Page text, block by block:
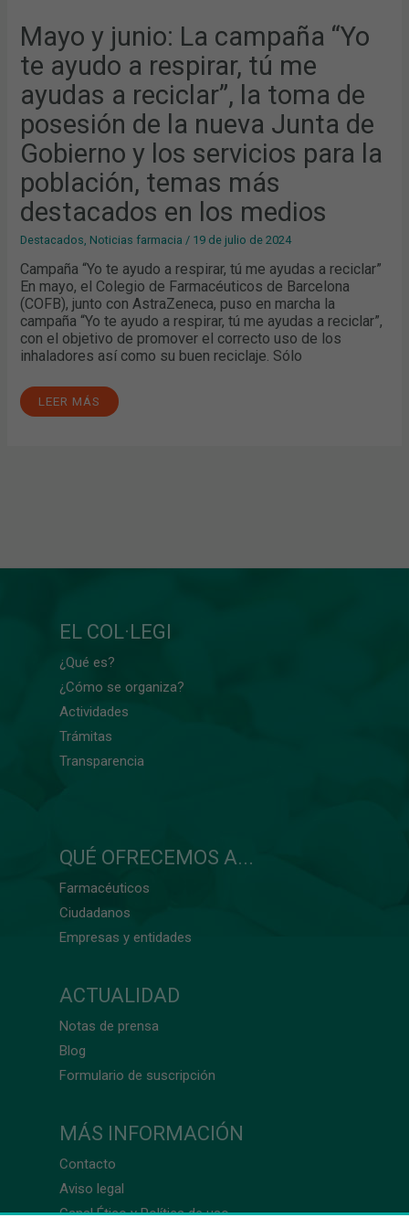
Mayo y junio: La campaña “Yo
te ayudo a respirar, tú me
ayudas a reciclar”, la toma de
posesión de la nueva Junta de
Gobierno y los servicios para la
población, temas más
destacados en los medios
Destacados Noticias farmacia / 19 de julio de 2024
Campaña “Yo te ayudo a respirar, tú me ayudas a reciclar”
En mayo, el Colegio de Farmacéuticos de Barcelona
(COFB), junto con AstraZeneca, puso en marcha la
campaña “Yo te ayudo a respirar, tú me ayudas a reciclar”,
con el objetivo de promover el correcto uso de los
inhaladores así como su buen reciclaje. Sólo
DE
GOBIERNO
Y
LOS
SERVICIOS
PARA
LA
POBLACIÓN,
TEMAS
MÁS
DESTACADOS
EN
LOS
MEDIOS
LEER MÁS
EL COL·LEGI
¿Qué es?
¿Cómo se organiza?
Actividades
Trámitas
Transparencia
QUÉ OFRECEMOS A...
Farmacéuticos
Ciudadanos
Empresas y entidades
ACTUALIDAD
Notas de prensa
Blog
Formulario de suscripción
MÁS INFORMACIÓN
Contacto
Aviso legal
Canal Ético y Política de uso